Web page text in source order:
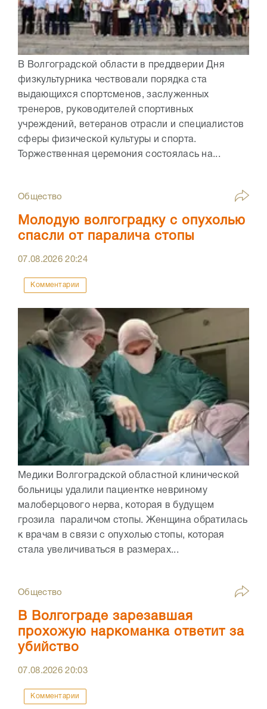
В Волгоградской области в преддверии Дня
физкультурника чествовали порядка ста
выдающихся спортсменов, заслуженных
тренеров, руководителей спортивных
учреждений, ветеранов отрасли и специалистов
сферы физической культуры и спорта.
Торжественная церемония состоялась на...
Общество
Молодую волгоградку с опухолью
спасли от паралича стопы
07.08.202620:24
Комментарии
Медики Волгоградской областной клинической
больницы удалили пациентке невриному
малоберцового нерва, которая в будущем
грозила параличом стопы. Женщина обратилась
к врачам в связи с опухолью стопы, которая
стала увеличиваться в размерах...
Общество
В Волгограде зарезавшая
прохожую наркоманка ответит за
убийство
07.08.202620:03
Комментарии